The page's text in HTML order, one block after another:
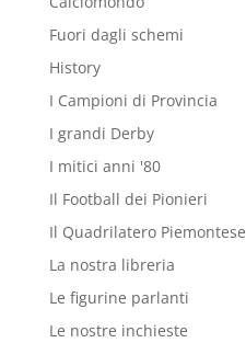
Fuori dagli schemi
History
I Campioni di Provincia
I grandi Derby
I mitici anni '80
Il Football dei Pionieri
Il Quadrilatero Piemontese
La nostra libreria
Le figurine parlanti
Le nostre inchieste